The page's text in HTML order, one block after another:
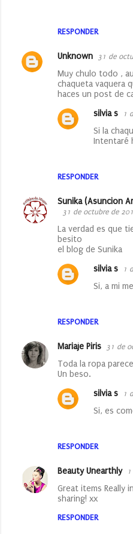
RESPONDER
Unknown 31 de
Muy chulo todo ,
chaqueta vaquera
haces un post de
RESPONDER
silvia s 1
Si la
Intentaré
Sunika (Asuncion
31 de octubre de
La verdad es que
besito
el blog de Sunika
RESPONDER
silvia s 1
Si, a mi
Mariaje Piris 31 de
Toda la ropa
Un beso.
RESPONDER
silvia s 1
Si, es
Beauty Unearthly
Great items
sharing! xx
RESPONDER